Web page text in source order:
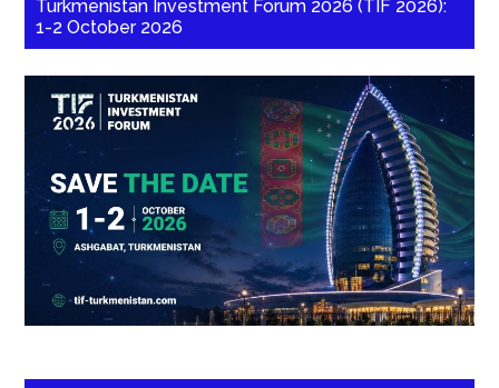
Turkmenistan Investment Forum 2026 (TIF 2026):
1-2 October 2026